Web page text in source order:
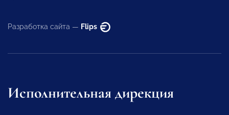
Разработка сайта — Flips
Исполнительная дирекция